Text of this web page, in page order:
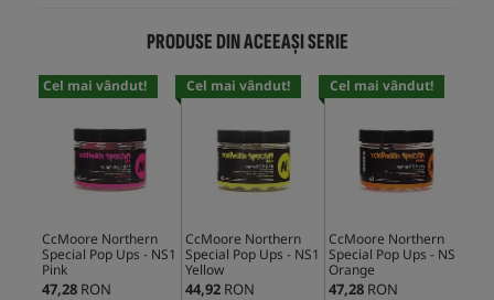
PRODUSE DIN ACEEAȘI SERIE
Cel mai vândut!
CcMoore Northern
Special Pop Ups - NS1
Pink
47,28 RON
Cel mai vândut!
CcMoore Northern
Special Pop Ups - NS1
Yellow
44,92 RON
Cel mai vândut!
CcMoore Northern
Special Pop Ups - NS1
Orange
47,28 RON